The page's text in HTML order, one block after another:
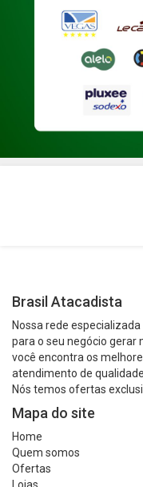
Brasil Atacadista
Nossa rede
para o seu negócio gerar
você encontra os
atendimento de
Nós temos ofertas
Mapa do site
Home
Quem somos
Ofertas